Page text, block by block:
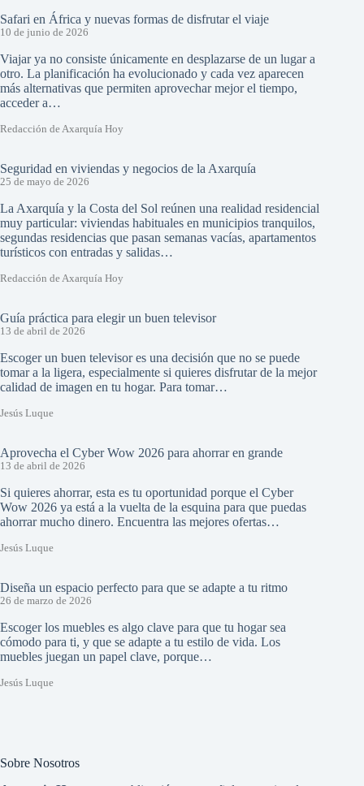
Safari en África y nuevas formas de disfrutar el viaje
10 de junio de 2026
Viajar ya no consiste únicamente en desplazarse de un lugar a
otro. La planificación ha evolucionado y cada vez aparecen
más alternativas que permiten aprovechar mejor el tiempo,
acceder a…
Redacción de Axarquía Hoy
Seguridad en viviendas y negocios de la Axarquía
25 de mayo de 2026
La Axarquía y la Costa del Sol reúnen una realidad residencial
muy particular: viviendas habituales en municipios tranquilos,
segundas residencias que pasan semanas vacías, apartamentos
turísticos con entradas y salidas…
Redacción de Axarquía Hoy
Guía práctica para elegir un buen televisor
13 de abril de 2026
Escoger un buen televisor es una decisión que no se puede
tomar a la ligera, especialmente si quieres disfrutar de la mejor
calidad de imagen en tu hogar. Para tomar…
Jesús Luque
Aprovecha el Cyber Wow 2026 para ahorrar en grande
13 de abril de 2026
Si quieres ahorrar, esta es tu oportunidad porque el Cyber
Wow 2026 ya está a la vuelta de la esquina para que puedas
ahorrar mucho dinero. Encuentra las mejores ofertas…
Jesús Luque
Diseña un espacio perfecto para que se adapte a tu ritmo
26 de marzo de 2026
Escoger los muebles es algo clave para que tu hogar sea
cómodo para ti, y que se adapte a tu estilo de vida. Los
muebles juegan un papel clave, porque…
Jesús Luque
Sobre Nosotros